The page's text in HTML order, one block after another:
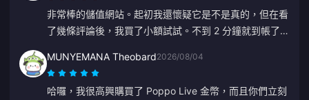
非常棒的儲值網站。起初我還懷疑它是不是真的，但在看
了幾條評論後，我買了小額試試。不到 2 分鐘就到帳了，
MUNYEMANA Theobard2026/08/04
哈囉，我很高興購買了 Poppo Live 金幣，而且你們立刻